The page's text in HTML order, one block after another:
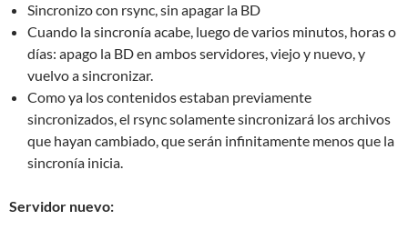
Sincronizo con rsync, sin apagar la BD
Cuando la sincronía acabe, luego de varios minutos, horas o
días: apago la BD en ambos servidores, viejo y nuevo, y
vuelvo a sincronizar.
Como ya los contenidos estaban previamente
sincronizados, el rsync solamente sincronizará los archivos
que hayan cambiado, que serán infinitamente menos que la
sincronía inicia.
Servidor nuevo: